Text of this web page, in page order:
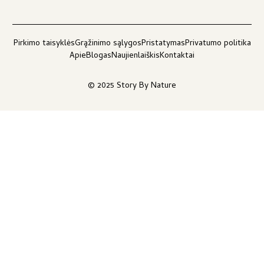
© 2025 Story By Nature
Pirkimo taisyklėsGrąžinimo sąlygosPristatymasPrivatumo politika
ApieBlogasNaujienlaiškisKontaktai